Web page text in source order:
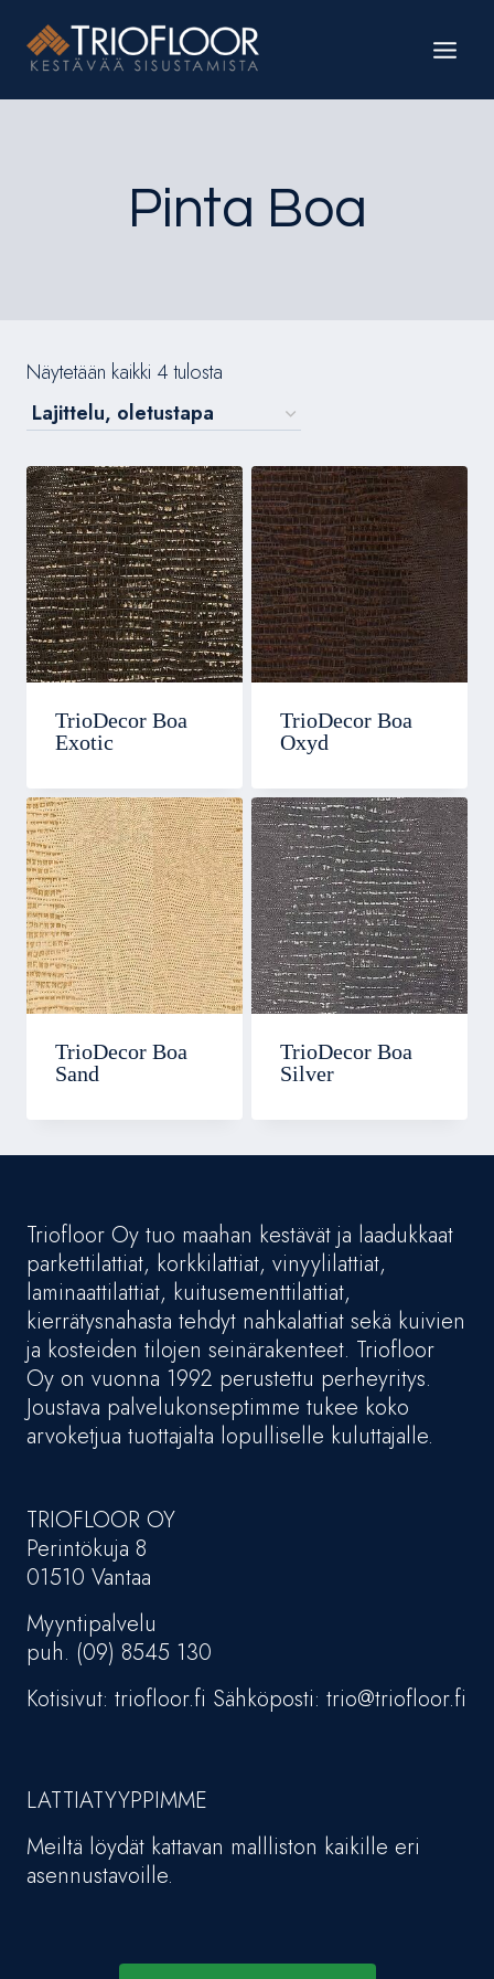
sisältöön
Pinta Boa
Näytetään kaikki 4 tulosta
TrioDecor Boa
Exotic
TrioDecor Boa
Oxyd
TrioDecor Boa
Sand
TrioDecor Boa
Silver
Triofloor Oy tuo maahan kestävät ja laadukkaat
parkettilattiat, korkkilattiat, vinyylilattiat,
laminaattilattiat, kuitusementtilattiat,
kierrätysnahasta tehdyt nahkalattiat sekä kuivien
ja kosteiden tilojen seinärakenteet. Triofloor
Oy on vuonna 1992 perustettu perheyritys.
Joustava palvelukonseptimme tukee koko
arvoketjua tuottajalta lopulliselle kuluttajalle.
TRIOFLOOR OY
Perintökuja 8
01510 Vantaa
Myyntipalvelu
puh. (09) 8545 130
Kotisivut: triofloor.fi Sähköposti: trio@triofloor.fi
LATTIATYYPPIMME
Meiltä löydät kattavan mallliston kaikille eri
asennustavoille.